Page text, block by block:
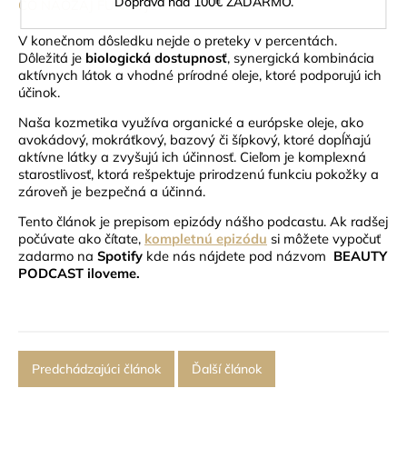
ČO NAOZAJ FUNGUJE?
V konečnom dôsledku nejde o preteky v percentách.
Dôležitá je biologická dostupnosť, synergická kombinácia
aktívnych látok a vhodné prírodné oleje, ktoré podporujú ich
účinok.
Naša kozmetika využíva organické a európske oleje, ako
avokádový, mokráťkový, bazový či šípkový, ktoré dopĺňajú
aktívne látky a zvyšujú ich účinnosť. Cieľom je komplexná
starostlivosť, ktorá rešpektuje prirodzenú funkciu pokožky a
zároveň je bezpečná a účinná.
Tento článok je prepisom epizódy nášho podcastu. Ak radšej
počúvate ako čítate, kompletnú epizódu si môžete vypočuť
zadarmo na Spotify kde nás nájdete pod názvom BEAUTY
PODCAST iloveme.
Predchádzajúci článok Ďalší článok